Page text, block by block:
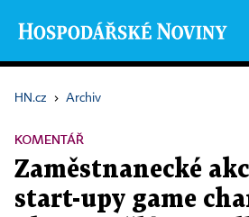
HN.cz › Archiv
KOMENTÁŘ
Zaměstnanecké
start-upy game